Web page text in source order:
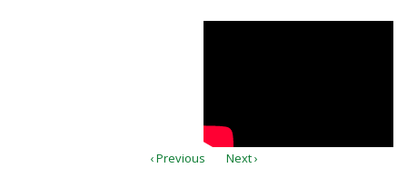
‹ Previous Next ›